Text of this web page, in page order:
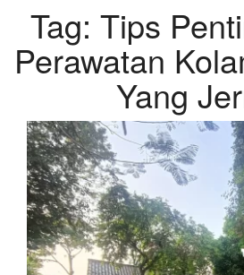
Tag: Tips
Perawatan
Yang